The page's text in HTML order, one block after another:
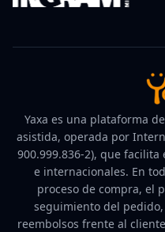
Yaxa es una plataforma
asistida, operada por
900.999.836-2), que
e internacionales. En
proceso de compra, el
seguimiento del
reembolsos frente al